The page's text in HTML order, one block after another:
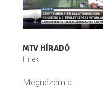
MTV HÍRADÓ
Hírek
Megnézem a...